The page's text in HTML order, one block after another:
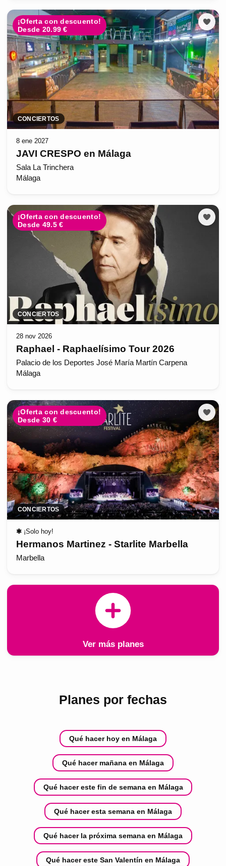
¡Oferta con descuento!
Desde 20.99 €
CONCIERTOS
8 ene 2027
JAVI CRESPO en Málaga
Sala La Trinchera
Málaga
¡Oferta con descuento!
Desde 49.5 €
CONCIERTOS
28 nov 2026
Raphael - Raphaelísimo Tour 2026
Palacio de los Deportes José María Martín Carpena
Málaga
¡Oferta con descuento!
Desde 30 €
CONCIERTOS
✱ ¡Solo hoy!
Hermanos Martinez - Starlite Marbella
Marbella
Ver más planes
Planes por fechas
Qué hacer hoy en Málaga
Qué hacer mañana en Málaga
Qué hacer este fin de semana en Málaga
Qué hacer esta semana en Málaga
Qué hacer la próxima semana en Málaga
Qué hacer este San Valentín en Málaga